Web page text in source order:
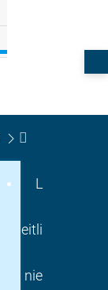
L
eitli
nie